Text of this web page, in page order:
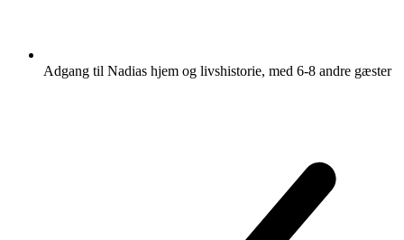
Adgang til Nadias hjem og livshistorie, med 6-8 andre gæster